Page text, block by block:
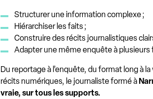
Structurer une information complexe ;
Hiérarchiser les faits ;
Construire des récits journalistiques
Adapter une même enquête à
Du reportage à l’enquête, du format long à
récits numériques, le journaliste formé à
vraie, sur tous les supports.